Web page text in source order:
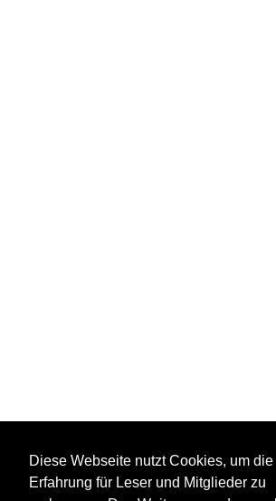
Diese Webseite nutzt Cookies, um die
Erfahrung für Leser und Mitglieder zu